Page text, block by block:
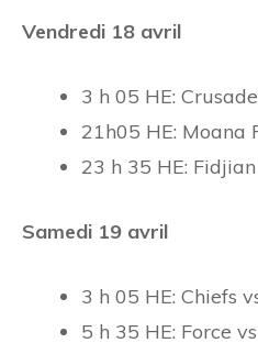
Vendredi 18 avril
3 h 05 HE:
21h05 HE: Moana
23 h 35 HE:
Samedi 19 avril
3 h 05 HE: Chiefs
5 h 35 HE: Force